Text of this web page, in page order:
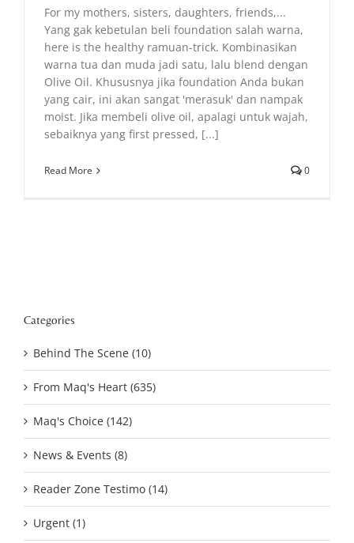
For my mothers, sisters, daughters, friends,...
Yang gak kebetulan beli foundation salah warna,
here is the healthy ramuan-trick. Kombinasikan
warna tua dan muda jadi satu, lalu blend dengan
Olive Oil. Khususnya jika foundation Anda bukan
yang cair, ini akan sangat 'merasuk' dan nampak
moist. Jika membeli olive oil, apalagi untuk wajah,
sebaiknya yang first pressed, [...]
Read More 0
Categories
Behind The Scene (10)
From Maq's Heart (635)
Maq's Choice (142)
News & Events (8)
Reader Zone Testimo (14)
Urgent (1)